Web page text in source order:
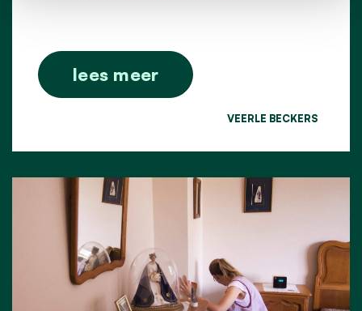
lees meer
VEERLE BECKERS